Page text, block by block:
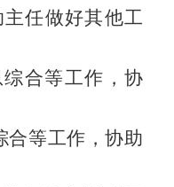
任做好其他工
合等工作，协
合等工作，协助